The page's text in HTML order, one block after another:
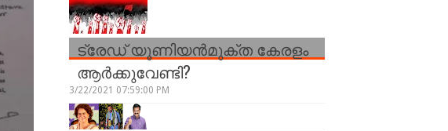
ട്രേഡ് യൂണിയന്‍മുക്ത കേരളം
ആര്‍ക്കുവേണ്ടി?
3/22/2021 07:59:00 PM